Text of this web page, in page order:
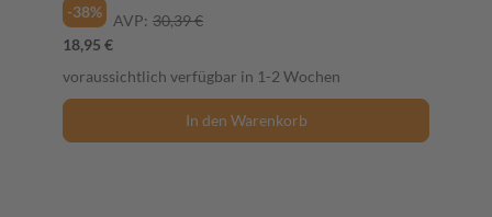
-38%
AVP: 30,39 €
18,95 €
voraussichtlich verfügbar in 1-2 Wochen
In den Warenkorb